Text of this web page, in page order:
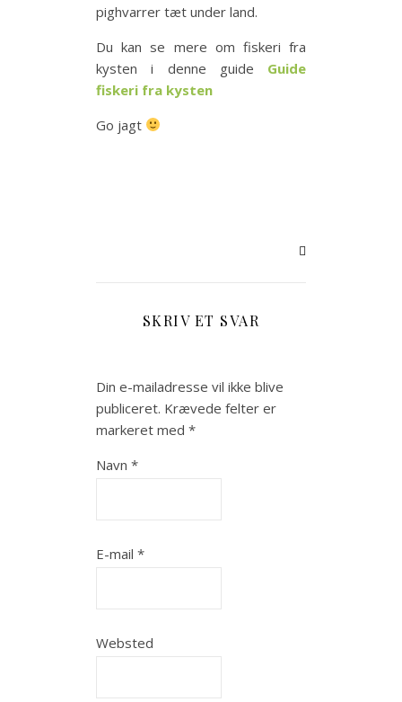
pighvarrer tæt under land.
Du kan se mere om fiskeri fra
kysten i denne guide Guide
fiskeri fra kysten
Go jagt
SKRIV ET SVAR
Din e-mailadresse vil ikke blive
publiceret. Krævede felter er
markeret med *
Navn *
E-mail *
Websted